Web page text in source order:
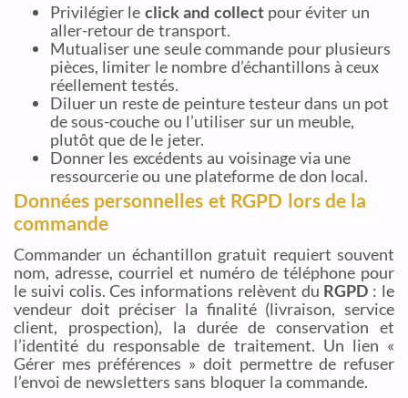
Privilégier le click and collectpour éviter un
aller-retour de transport.
Mutualiser une seule commande pour plusieurs
pièces, limiter le nombre d’échantillons à ceux
réellement testés.
Diluer un reste de peinture testeur dans un pot
de sous-couche ou l’utiliser sur un meuble,
plutôt que de le jeter.
Donner les excédents au voisinage via une
ressourcerie ou une plateforme de don local.
Données personnelles et RGPD lors de la
commande
Commander un échantillon gratuit requiert souvent
nom, adresse, courriel et numéro de téléphone pour
le suivi colis. Ces informations relèvent du RGPD : le
vendeur doit préciser la finalité (livraison, service
client, prospection), la durée de conservation et
l’identité du responsable de traitement. Un lien «
Gérer mes préférences » doit permettre de refuser
l’envoi de newsletters sans bloquer la commande.